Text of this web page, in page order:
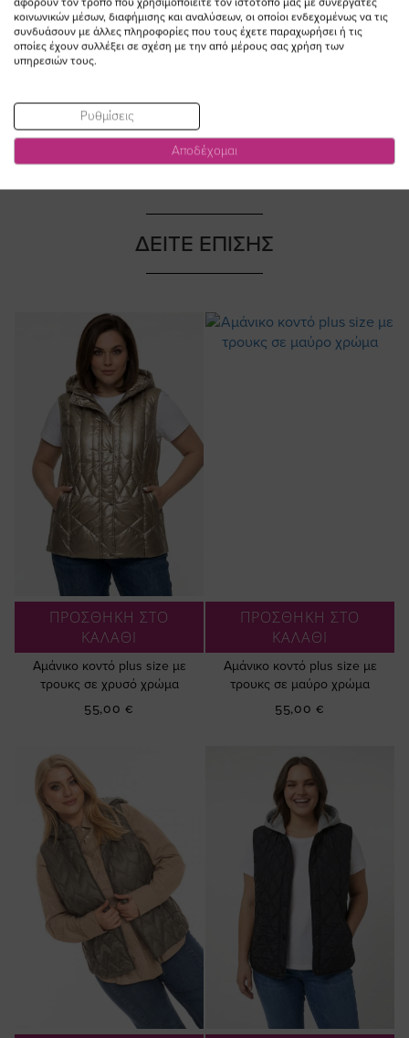
σε denim white χρώμα plus size
Ειδική
Τιμή
89,10 €
99,00 €
αποσπώμενη κουκούλα σε χακί
χρώμα
55,00 €
ΠΡΟΣΘΗΚΗ ΣΤΟ
ΚΑΛΑΘΙ
Αμάνικο κοντό plus size με
τρουκς σε χρυσό χρώμα
55,00 €
ΠΡΟΣΘΗΚΗ ΣΤΟ
ΚΑΛΑΘΙ
Αμάνικο κοντό plus size με
τρουκς σε μαύρο χρώμα
55,00 €
ΔΕΙΤΕ ΕΠΙΣΗΣ
κοινωνικών μέσων, διαφήμισης και αναλύσεων, οι οποίοι ενδεχομένως να τις
συνδυάσουν με άλλες πληροφορίες που τους έχετε παραχωρήσει ή τις
οποίες έχουν συλλέξει σε σχέση με την από μέρους σας χρήση των
υπηρεσιών τους.
Ρυθμίσεις
Αποδέχομαι